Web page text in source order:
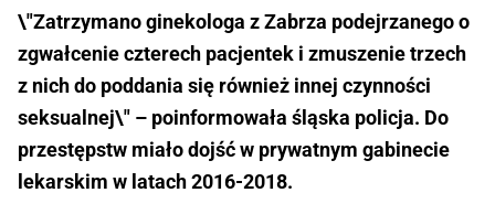
\"Zatrzymano ginekologa z Zabrza podejrzanego o
zgwałcenie czterech pacjentek i zmuszenie trzech
z nich do poddania się również innej czynności
seksualnej\" – poinformowała śląska policja. Do
przestępstw miało dojść w prywatnym gabinecie
lekarskim w latach 2016-2018.